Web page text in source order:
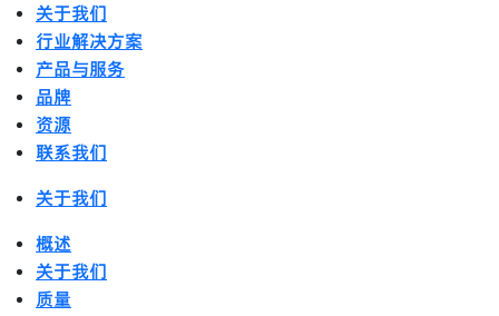
关于我们
行业解决方案
产品与服务
品牌
资源
联系我们
关于我们
概述
关于我们
质量